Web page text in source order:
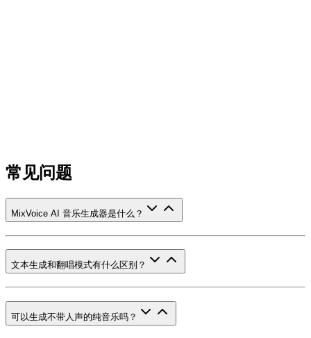
常见问题
MixVoice AI 音乐生成器是什么？
文本生成和翻唱模式有什么区别？
可以生成不带人声的纯音乐吗？